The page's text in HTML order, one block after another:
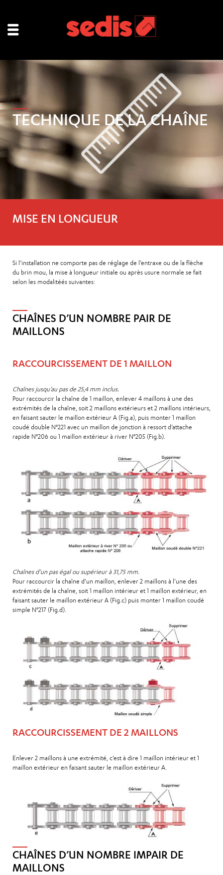
TECHNIQUE DE LA CHAÎNE
MISE EN LONGUEUR
Si l’installation ne comporte pas de réglage de l’entraxe ou de la flèche
du brin mou, la mise à longueur initiale ou après usure normale se fait
selon les modalitéés suivantes:
CHAÎNES D’UN NOMBRE PAIR DE
MAILLONS
RACCOURCISSEMENT DE 1 MAILLON
Chaînes jusqu’au pas de 25,4 mm inclus.
Pour raccourcir la chaîne de 1 maillon, enlever 4 maillons à une des
extrémités de la chaîne, soit 2 maillons extérieurs et 2 maillons intérieurs,
en faisant sauter le maillon extérieur A (Fig.a), puis monter 1 maillon
coudé double N°221 avec un maillon de jonction à ressort d’attache
rapide N°206 ou 1 maillon extérieur à river N°205 (Fig.b).
Chaînes d’un pas égal ou supérieur à 31,75 mm.
Pour raccourcir la chaîne d’un maillon, enlever 2 maillons à l’une des
extrémités de la chaîne, soit 1 maillon intérieur et 1 maillon extérieur, en
faisant sauter le maillon extérieur A (Fig.c) puis monter 1 maillon coudé
simple N°217 (Fig.d).
RACCOURCISSEMENT DE 2 MAILLONS
Enlever 2 maillons à une extrémité, c’est à dire 1 maillon intérieur et 1
maillon extérieur en faisant sauter le maillon extérieur A.
CHAÎNES D’UN NOMBRE IMPAIR DE
MAILLONS